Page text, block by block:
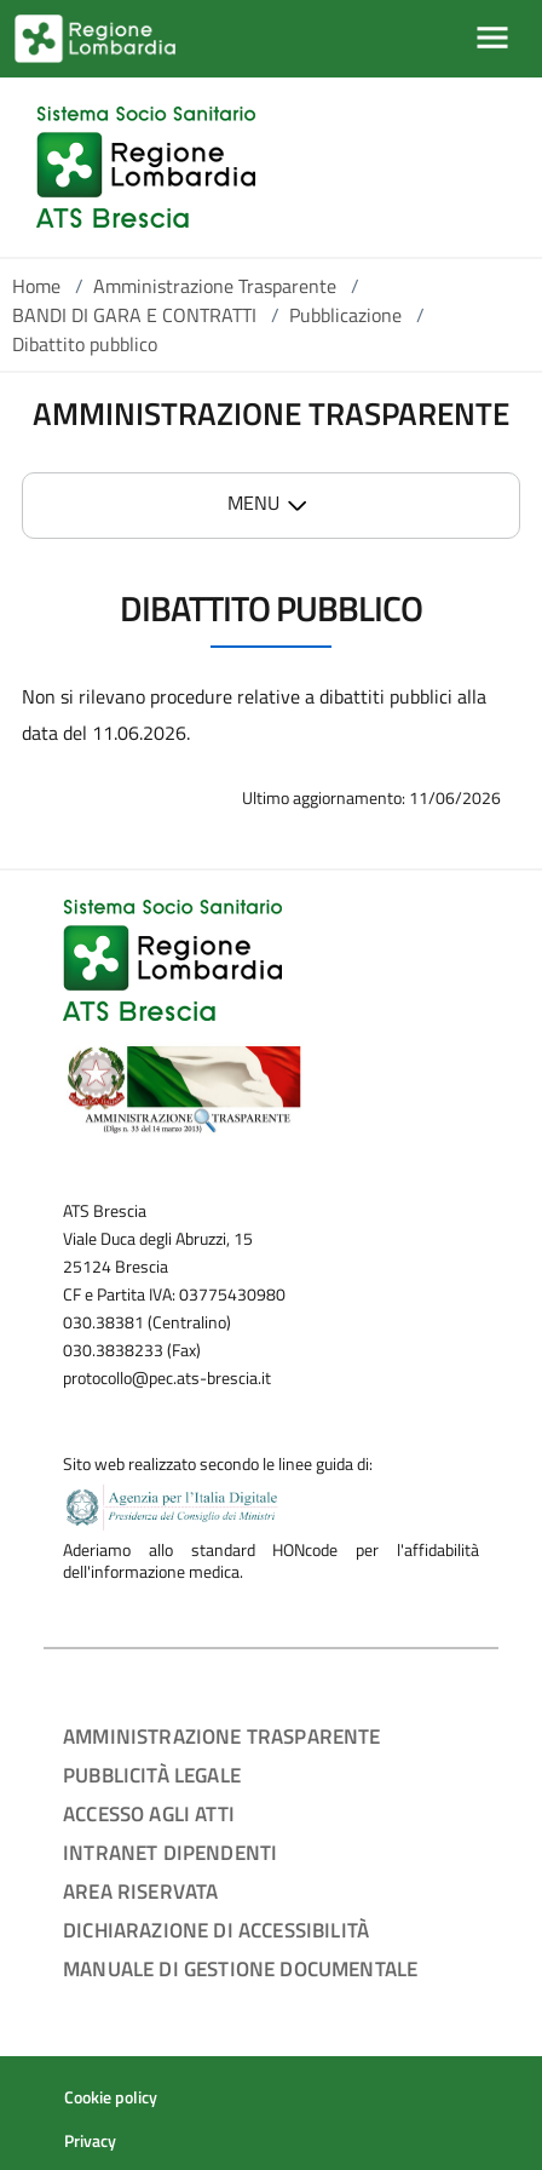
Salta al contenuto principale
Home / Amministrazione Trasparente /
BANDI DI GARA E CONTRATTI / Pubblicazione /
Dibattito pubblico
AMMINISTRAZIONE TRASPARENTE
MENU
DIBATTITO PUBBLICO
Non si rilevano procedure relative a dibattiti pubblici alla
data del 11.06.2026.
Ultimo aggiornamento: 11/06/2026
ATS Brescia
Viale Duca degli Abruzzi, 15
25124 Brescia
CF e Partita IVA: 03775430980
030.38381 (Centralino)
030.3838233 (Fax)
protocollo@pec.ats-brescia.it
Sito web realizzato secondo le linee guida di:
Aderiamo allo standard HONcode per l'affidabilità
dell'informazione medica.
AMMINISTRAZIONE TRASPARENTE
PUBBLICITÀ LEGALE
ACCESSO AGLI ATTI
INTRANET DIPENDENTI
AREA RISERVATA
DICHIARAZIONE DI ACCESSIBILITÀ
MANUALE DI GESTIONE DOCUMENTALE
Cookie policy
Privacy